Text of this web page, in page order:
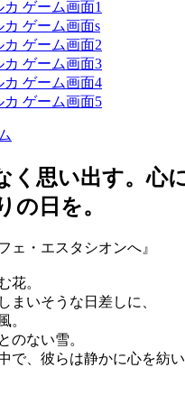
思い出す。心
の日を。
・エスタシオンへ』
花。
まいそうな日差しに、
。
のない雪。
で、彼らは静かに心を紡